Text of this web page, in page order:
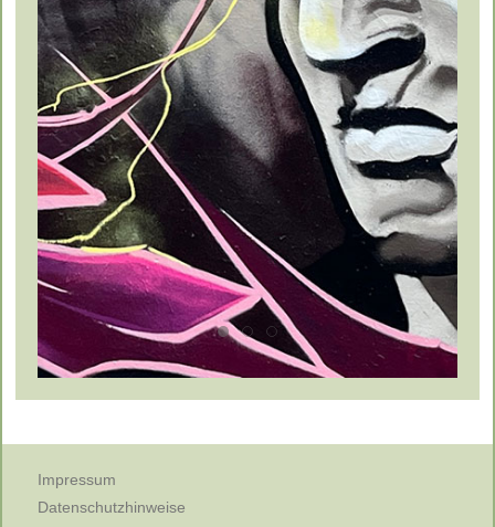
Impressum
Datenschutzhinweise